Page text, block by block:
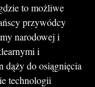
to możliwe
przywódcy
narodowej i
i
dąży do osiągnięcia
technologii